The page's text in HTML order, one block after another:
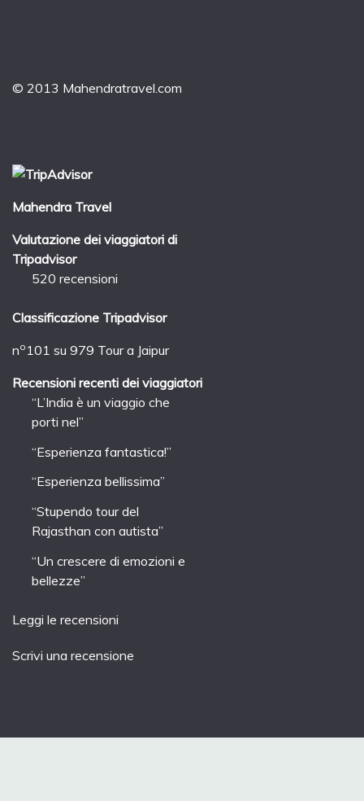
© 2013 Mahendratravel.com
Mahendra Travel
Valutazione dei viaggiatori di
Tripadvisor
520 recensioni
Classificazione Tripadvisor
no 101 su 979 Tour a Jaipur
Recensioni recenti dei viaggiatori
“L’India è un viaggio che
porti nel”
“Esperienza fantastica!”
“Esperienza bellissima”
“Stupendo tour del
Rajasthan con autista”
“Un crescere di emozioni e
bellezze”
Leggi le recensioni
Scrivi una recensione